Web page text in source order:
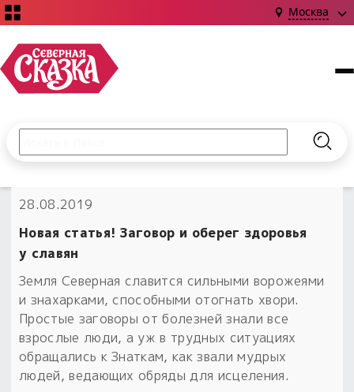
Москва
НОВИНКИ!
Книги
Издания о Славянской культуре и ведовстве
Наборы для курсов и книг
Обереги славян нательные
Обереги для дома и машины
Обрядовые предметы
Сказки
Магия
Библиография
Об авторе и издательстве
С чего начать?
Материалы
Для алтаря
Расходные материалы
Гадание он-лайн
Готовые заговоры
Для чего:
Предметы
Введите текст и нажмите кнопку «Найти», чтобы
28.08.2019
Новая статья! Заговор и оберег здоровья
у славян
Земля Северная славится сильными ворожеями
и знахарками, способными отогнать хвори.
Простые заговоры от болезней знали все
взрослые люди, а уж в трудных ситуациях
обращались к Знаткам, как звали мудрых
людей, ведающих обряды для исцеления.